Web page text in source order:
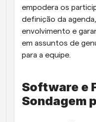
empodera os
definição da
envolvimento e
em assuntos de
para a equipe.
Software e
Sondagem